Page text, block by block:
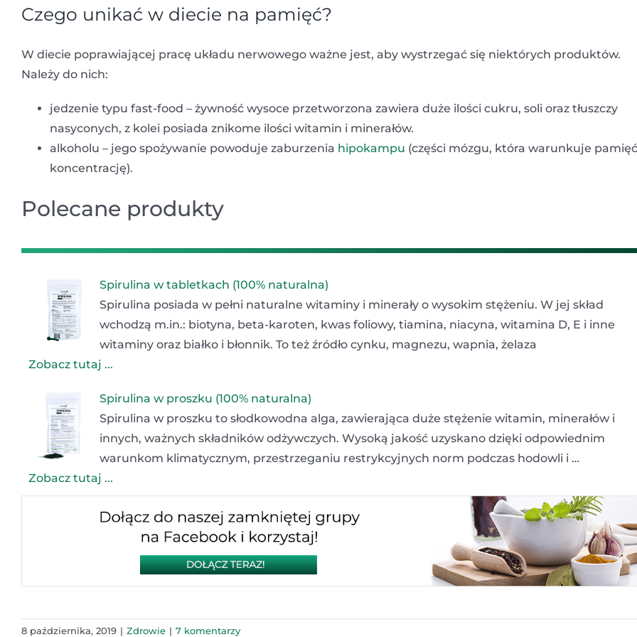
Czego unikać w diecie na pamięć?
W diecie poprawiającej pracę układu nerwowego ważne jest, aby wystrzegać się niektórych produktów.
Należy do nich:
jedzenie typu fast-food – żywność wysoce przetworzona zawiera duże ilości cukru, soli oraz tłuszczy
nasyconych, z kolei posiada znikome ilości witamin i minerałów.
alkoholu – jego spożywanie powoduje zaburzenia hipokampu (części mózgu, która warunkuje
koncentrację).
Polecane produkty
Spirulina w tabletkach (100% naturalna)
Spirulina posiada w pełni naturalne witaminy i minerały o wysokim stężeniu. W jej skład
wchodzą m.in.: biotyna, beta-karoten, kwas foliowy, tiamina, niacyna, witamina D, E i inne
witaminy oraz białko i błonnik. To też źródło cynku, magnezu, wapnia, żelaza
Zobacz tutaj ...
Spirulina w proszku (100% naturalna)
Spirulina w proszku to słodkowodna alga, zawierająca duże stężenie witamin, minerałów i
innych, ważnych składników odżywczych. Wysoką jakość uzyskano dzięki odpowiednim
warunkom klimatycznym, przestrzeganiu restrykcyjnych norm podczas hodowli i …
Zobacz tutaj ...
8 października, 2019 | Zdrowie | 7 komentarzy